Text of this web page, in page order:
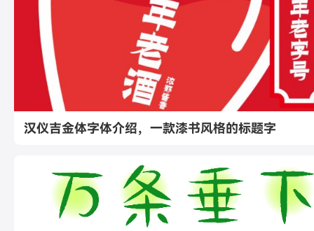
汉仪吉金体字体介绍，一款漆书风格的标题字